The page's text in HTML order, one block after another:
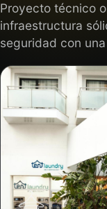
Proyecto técnico
infraestructura
seguridad con